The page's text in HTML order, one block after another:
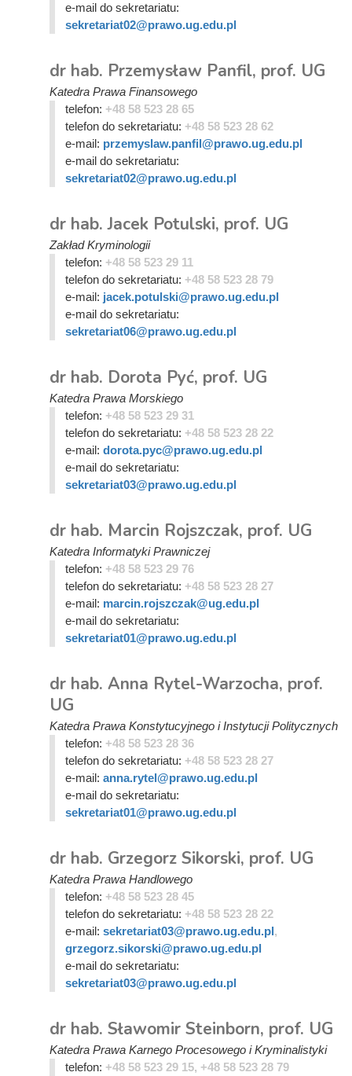
e-mail do sekretariatu:
sekretariat02@prawo.ug.edu.pl
dr hab. Przemysław Panfil, prof. UG
Katedra Prawa Finansowego
telefon: +48 58 523 28 65
telefon do sekretariatu: +48 58 523 28 62
e-mail: przemyslaw.panfil@prawo.ug.edu.pl
e-mail do sekretariatu:
sekretariat02@prawo.ug.edu.pl
dr hab. Jacek Potulski, prof. UG
Zakład Kryminologii
telefon: +48 58 523 29 11
telefon do sekretariatu: +48 58 523 28 79
e-mail: jacek.potulski@prawo.ug.edu.pl
e-mail do sekretariatu:
sekretariat06@prawo.ug.edu.pl
dr hab. Dorota Pyć, prof. UG
Katedra Prawa Morskiego
telefon: +48 58 523 29 31
telefon do sekretariatu: +48 58 523 28 22
e-mail: dorota.pyc@prawo.ug.edu.pl
e-mail do sekretariatu:
sekretariat03@prawo.ug.edu.pl
dr hab. Marcin Rojszczak, prof. UG
Katedra Informatyki Prawniczej
telefon: +48 58 523 29 76
telefon do sekretariatu: +48 58 523 28 27
e-mail: marcin.rojszczak@ug.edu.pl
e-mail do sekretariatu:
sekretariat01@prawo.ug.edu.pl
dr hab. Anna Rytel-Warzocha, prof.
UG
Katedra Prawa Konstytucyjnego i Instytucji Politycznych
telefon: +48 58 523 28 36
telefon do sekretariatu: +48 58 523 28 27
e-mail: anna.rytel@prawo.ug.edu.pl
e-mail do sekretariatu:
sekretariat01@prawo.ug.edu.pl
dr hab. Grzegorz Sikorski, prof. UG
Katedra Prawa Handlowego
telefon: +48 58 523 28 45
telefon do sekretariatu: +48 58 523 28 22
e-mail: sekretariat03@prawo.ug.edu.pl,
grzegorz.sikorski@prawo.ug.edu.pl
e-mail do sekretariatu:
sekretariat03@prawo.ug.edu.pl
dr hab. Sławomir Steinborn, prof. UG
Katedra Prawa Karnego Procesowego i Kryminalistyki
telefon: +48 58 523 29 15, +48 58 523 28 79